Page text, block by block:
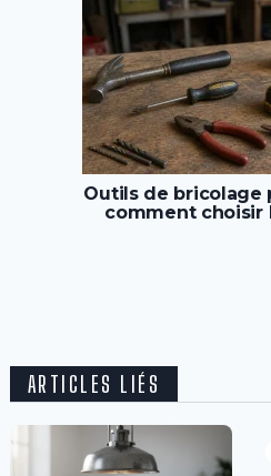
Outils de bricolage
comment choisir
ARTICLES LIÉS